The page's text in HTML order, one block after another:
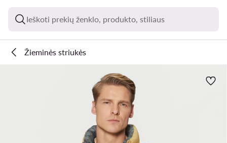
Ieškoti prekių ženklo, produkto, stiliaus
Žieminės striukės